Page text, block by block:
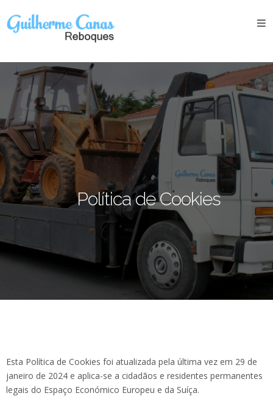
Política de Cookies
Esta Política de Cookies foi atualizada pela última vez em 29 de
janeiro de 2024 e aplica-se a cidadãos e residentes permanentes
legais do Espaço Económico Europeu e da Suíça.
Apresentação
Veículos
Fotos
Contactos